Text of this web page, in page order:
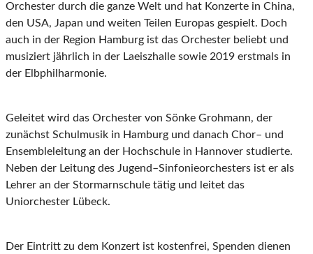
Orchester durch die ganze Welt und hat Konzerte in China,
den USA, Japan und weiten Teilen Europas gespielt. Doch
auch in der Region Hamburg ist das Orchester beliebt und
musiziert jährlich in der Laeiszhalle sowie 2019 erstmals in
der Elbphilharmonie.
Geleitet wird das Orchester von Sönke Grohmann, der
zunächst Schulmusik in Hamburg und danach Chor– und
Ensembleleitung an der Hochschule in Hannover studierte.
Neben der Leitung des Jugend–Sinfonieorchesters ist er als
Lehrer an der Stormarnschule tätig und leitet das
Uniorchester Lübeck.
Der Eintritt zu dem Konzert ist kostenfrei, Spenden dienen